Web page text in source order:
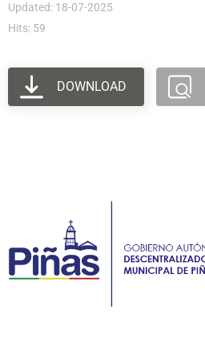
Updated: 18-07-2025
Hits: 59
DOWNLOAD